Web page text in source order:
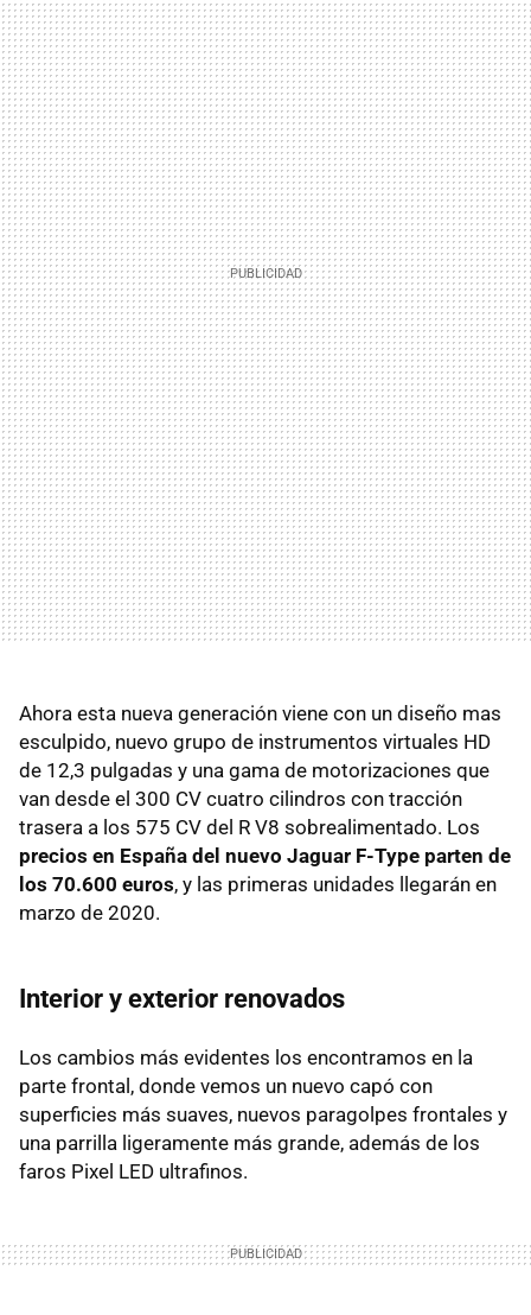
Ahora esta nueva generación viene con un diseño mas
esculpido, nuevo grupo de instrumentos virtuales HD
de 12,3 pulgadas y una gama de motorizaciones que
van desde el 300 CV cuatro cilindros con tracción
trasera a los 575 CV del R V8 sobrealimentado. Los
precios en España del nuevo Jaguar F-Type parten de
los 70.600 euros, y las primeras unidades llegarán en
marzo de 2020.
Interior y exterior renovados
Los cambios más evidentes los encontramos en la
parte frontal, donde vemos un nuevo capó con
superficies más suaves, nuevos paragolpes frontales y
una parrilla ligeramente más grande, además de los
faros Pixel LED ultrafinos.